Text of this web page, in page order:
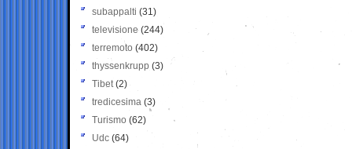
subappalti (31)
televisione(244)
terremoto (402)
thyssenkrupp (3)
Tibet(2)
tredicesima (3)
Turismo (62)
Udc (64)